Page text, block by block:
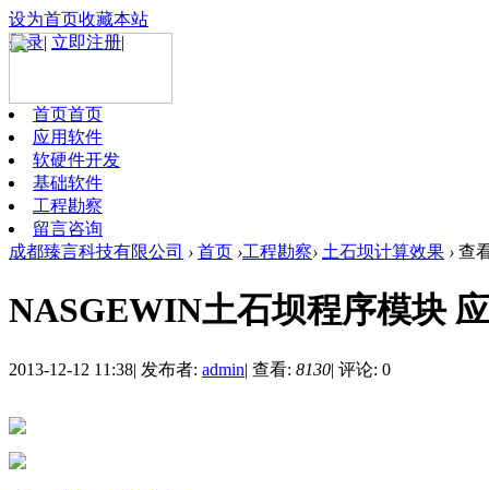
设为首页收藏本站
登录| 立即注册|
首页首页
应用软件
软硬件开发
基础软件
工程勘察
留言咨询
成都臻言科技有限公司 › 首页 ›工程勘察› 土石坝计算效果 › 查
NASGEWIN土石坝程序模块
2013-12-12 11:38| 发布者: admin| 查看: 8130| 评论: 0